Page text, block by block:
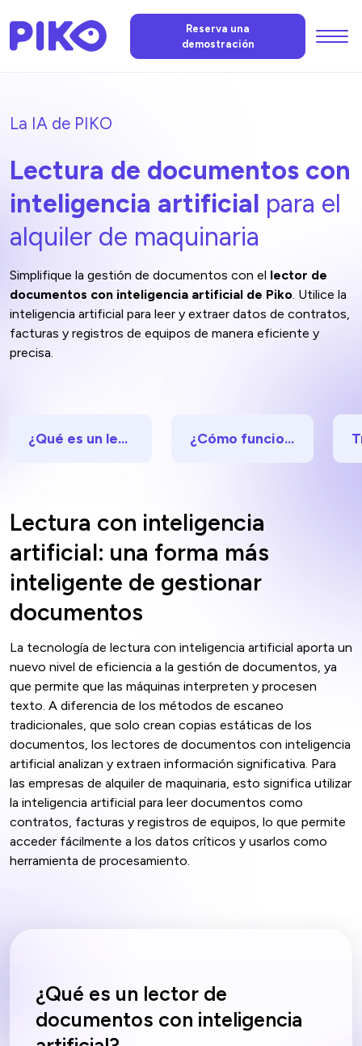
Reserva una
demostración
La IA de PIKO
Lectura de documentos con
inteligencia artificial para el
alquiler de maquinaria
Simplifique la gestión de documentos con el lector de
documentos con inteligencia artificial de Piko. Utilice la
inteligencia artificial para leer y extraer datos de contratos,
facturas y registros de equipos de manera eficiente y
precisa.
¿Qué es un lector de documentos con IA? ¿Cómo funciona la lectura de documentos con IA?
Lectura con inteligencia
artificial: una forma más
inteligente de gestionar
documentos
La tecnología de lectura con inteligencia artificial aporta un
nuevo nivel de eficiencia a la gestión de documentos, ya
que permite que las máquinas interpreten y procesen
texto. A diferencia de los métodos de escaneo
tradicionales, que solo crean copias estáticas de los
documentos, los lectores de documentos con inteligencia
artificial analizan y extraen información significativa. Para
las empresas de alquiler de maquinaria, esto significa utilizar
la inteligencia artificial para leer documentos como
contratos, facturas y registros de equipos, lo que permite
acceder fácilmente a los datos críticos y usarlos como
herramienta de procesamiento.
¿Qué es un lector de
documentos con inteligencia
La IA de PIKO
Precios
Noticias
FAQ